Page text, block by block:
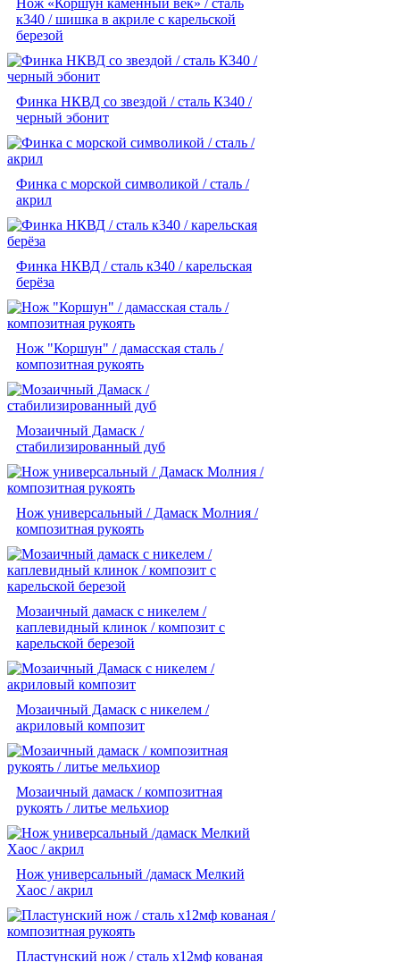
к340 / шишка в акриле с карельской
березой
Финка НКВД со звездой / сталь К340 /
черный эбонит
Финка с морской символикой / сталь /
акрил
Финка НКВД / сталь к340 / карельская
берёза
Нож "Коршун" / дамасская сталь /
композитная рукоять
Мозаичный Дамаск /
стабилизированный дуб
Нож универсальный / Дамаск Молния /
композитная рукоять
Мозаичный дамаск с никелем /
каплевидный клинок / композит с
карельской березой
Мозаичный Дамаск с никелем /
акриловый композит
Мозаичный дамаск / композитная
рукоять / литье мельхиор
Нож универсальный /дамаск Мелкий
Хаос / акрил
Пластунский нож / сталь х12мф кованая